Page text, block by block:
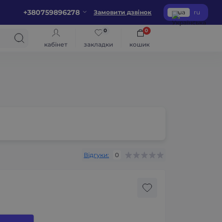
+380759896278 Замовити дзвінок ua ru
кабінет закладки
0
кошик
0
Відгуки: 0